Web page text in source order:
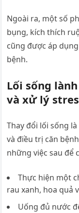
Ngoài ra, một số
bụng, kích thích
cũng được áp
bệnh.
Lối sống
và xử lý
Thay đổi lối sống
và điều trị căn
những việc sau để
Thực hiện một
rau xanh, hoa quả
Uống đủ nước